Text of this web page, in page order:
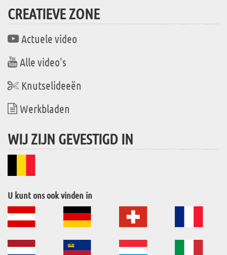
CREATIEVE ZONE
Actuele video
Alle video's
Knutselideeën
Werkbladen
WIJ ZIJN GEVESTIGD IN
U kunt ons ook vinden in